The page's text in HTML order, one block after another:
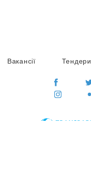
Вакансії Тендери